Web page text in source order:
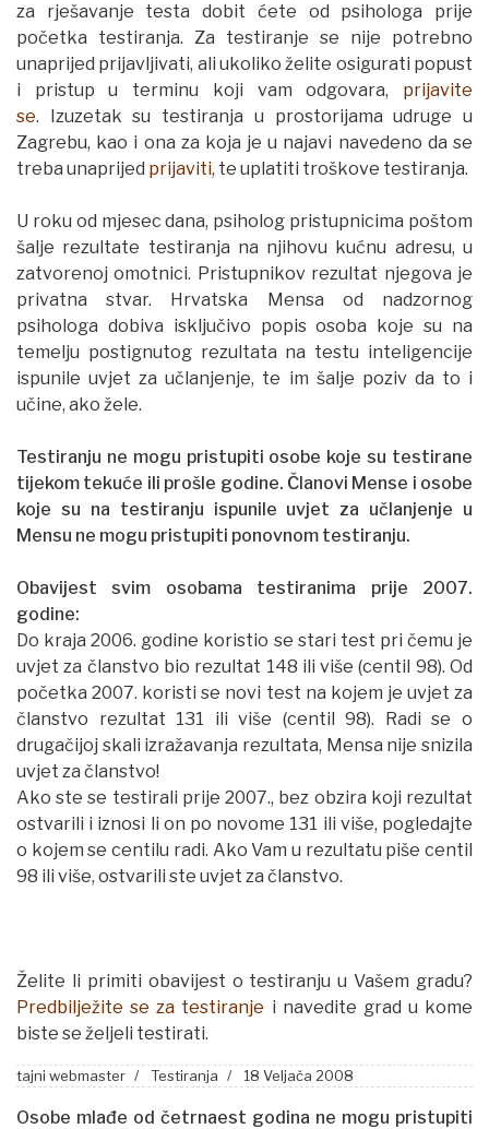
za rješavanje testa dobit ćete od psihologa prije
početka testiranja. Za testiranje se nije potrebno
unaprijed prijavljivati, ali ukoliko želite osigurati popust
i pristup u terminu koji vam odgovara, prijavite
se. Izuzetak su testiranja u prostorijama udruge u
Zagrebu, kao i ona za koja je u najavi navedeno da se
treba unaprijed prijaviti, te uplatiti troškove testiranja.
U roku od mjesec dana, psiholog pristupnicima poštom
šalje rezultate testiranja na njihovu kućnu adresu, u
zatvorenoj omotnici. Pristupnikov rezultat njegova je
privatna stvar. Hrvatska Mensa od nadzornog
psihologa dobiva isključivo popis osoba koje su na
temelju postignutog rezultata na testu inteligencije
ispunile uvjet za učlanjenje, te im šalje poziv da to i
učine, ako žele.
Testiranju ne mogu pristupiti osobe koje su testirane
tijekom tekuće ili prošle godine. Članovi Mense i osobe
koje su na testiranju ispunile uvjet za učlanjenje u
Mensu ne mogu pristupiti ponovnom testiranju.
Obavijest svim osobama testiranima prije 2007.
godine:
Do kraja 2006. godine koristio se stari test pri čemu je
uvjet za članstvo bio rezultat 148 ili više (centil 98). Od
početka 2007. koristi se novi test na kojem je uvjet za
članstvo rezultat 131 ili više (centil 98). Radi se o
drugačijoj skali izražavanja rezultata, Mensa nije snizila
uvjet za članstvo!
Ako ste se testirali prije 2007., bez obzira koji rezultat
ostvarili i iznosi li on po novome 131 ili više, pogledajte
o kojem se centilu radi. Ako Vam u rezultatu piše centil
98 ili više, ostvarili ste uvjet za članstvo.
Želite li primiti obavijest o testiranju u Vašem gradu?
Predbilježite se za testiranje i navedite grad u kome
biste se željeli testirati.
tajni webmaster Testiranja 18 Veljača 2008
Osobe mlađe od četrnaest godina ne mogu pristupiti